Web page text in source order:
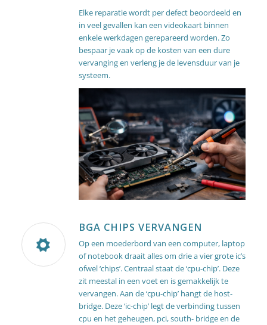
Elke reparatie wordt per defect beoordeeld en
in veel gevallen kan een videokaart binnen
enkele werkdagen gerepareerd worden. Zo
bespaar je vaak op de kosten van een dure
vervanging en verleng je de levensduur van je
systeem.
BGA CHIPS VERVANGEN
Op een moederbord van een computer, laptop
of notebook draait alles om drie a vier grote ic’s
ofwel ‘chips’. Centraal staat de ‘cpu-chip’. Deze
zit meestal in een voet en is gemakkelijk te
vervangen. Aan de ‘cpu-chip’ hangt de host-
bridge. Deze ‘ic-chip’ legt de verbinding tussen
cpu en het geheugen, pci, south- bridge en de